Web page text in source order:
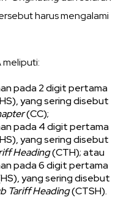
harus mengalami
meliputi:
pada 2 digit pertama
yang sering disebut
(CC);
pada 4 digit pertama
yang sering disebut
Heading(CTH); atau
pada 6 digit pertama
yang sering disebut
Tariff Heading(CTSH).